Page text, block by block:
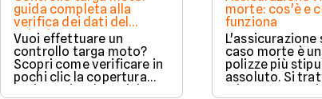
guida completa alla
verifica dei dati del
veicolo
Vuoi effettuare un
controllo targa moto?
Scopri come verificare in
pochi clic la copertura
assicurativa, la revisione
morte: cos'è e
funziona
L'assicurazione
caso morte è
polizze più
assoluto. Si
misura